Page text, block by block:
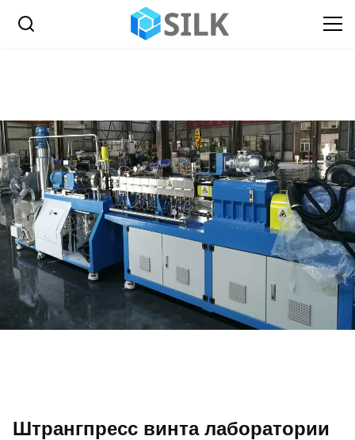
Штрангпресс винта лаборатории